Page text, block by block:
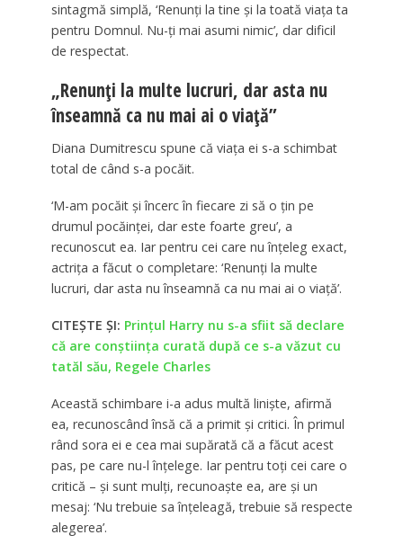
sintagmă simplă, ‘Renunți la tine și la toată viața ta
pentru Domnul. Nu-ți mai asumi nimic’, dar dificil
de respectat.
„Renunți la multe lucruri, dar asta nu
înseamnă ca nu mai ai o viață”
Diana Dumitrescu spune că viața ei s-a schimbat
total de când s-a pocăit.
‘M-am pocăit și încerc în fiecare zi să o țin pe
drumul pocăinței, dar este foarte greu’, a
recunoscut ea. Iar pentru cei care nu înțeleg exact,
actrița a făcut o completare: ‘Renunți la multe
lucruri, dar asta nu înseamnă ca nu mai ai o viață’.
CITEȘTE ȘI: Prințul Harry nu s-a sfiit să declare
că are conștiința curată după ce s-a văzut cu
tatăl său, Regele Charles
Această schimbare i-a adus multă liniște, afirmă
ea, recunoscând însă că a primit și critici. În primul
rând sora ei e cea mai supărată că a făcut acest
pas, pe care nu-l înțelege. Iar pentru toți cei care o
critică – și sunt mulți, recunoaște ea, are și un
mesaj: ‘Nu trebuie sa înțeleagă, trebuie să respecte
alegerea’.